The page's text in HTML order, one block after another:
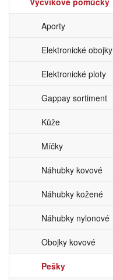
Aporty
Elektronické obojky
Elektronické ploty
Gappay sortiment
Kůže
Míčky
Náhubky kovové
Náhubky kožené
Náhubky nylonové
Obojky kovové
Pešky